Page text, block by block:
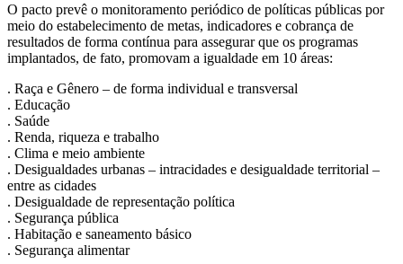
O pacto prevê o monitoramento periódico de políticas públicas por
meio do estabelecimento de metas, indicadores e cobrança de
resultados de forma contínua para assegurar que os programas
implantados, de fato, promovam a igualdade em 10 áreas:
. Raça e Gênero – de forma individual e transversal
. Educação
. Saúde
. Renda, riqueza e trabalho
. Clima e meio ambiente
. Desigualdades urbanas – intracidades e desigualdade territorial –
entre as cidades
. Desigualdade de representação política
. Segurança pública
. Habitação e saneamento básico
. Segurança alimentar